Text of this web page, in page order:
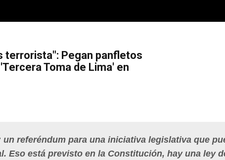
terrorista": Pegan panfletos
Toma de Lima' en
referéndum para una iniciativa legislativa que
Eso está previsto en la Constitución, hay una ley